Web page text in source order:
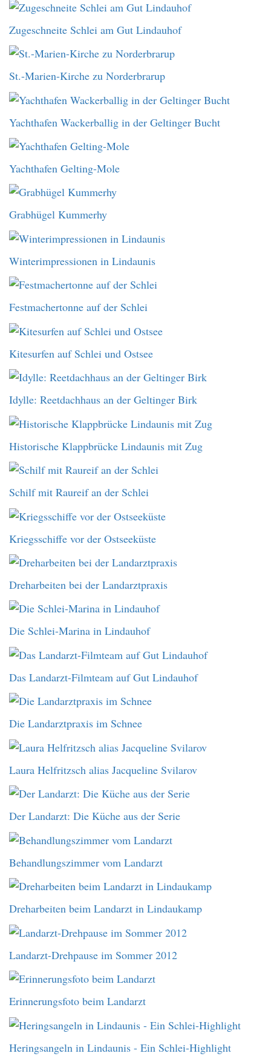
Zugeschneite Schlei am Gut Lindauhof
St.-Marien-Kirche zu Norderbrarup
Yachthafen Wackerballig in der Geltinger Bucht
Yachthafen Gelting-Mole
Grabhügel Kummerhy
Winterimpressionen in Lindaunis
Festmachertonne auf der Schlei
Kitesurfen auf Schlei und Ostsee
Idylle: Reetdachhaus an der Geltinger Birk
Historische Klappbrücke Lindaunis mit Zug
Schilf mit Raureif an der Schlei
Kriegsschiffe vor der Ostseeküste
Dreharbeiten bei der Landarztpraxis
Die Schlei-Marina in Lindauhof
Das Landarzt-Filmteam auf Gut Lindauhof
Die Landarztpraxis im Schnee
Laura Helfritzsch alias Jacqueline Svilarov
Der Landarzt: Die Küche aus der Serie
Behandlungszimmer vom Landarzt
Dreharbeiten beim Landarzt in Lindaukamp
Landarzt-Drehpause im Sommer 2012
Erinnerungsfoto beim Landarzt
Heringsangeln in Lindaunis - Ein Schlei-Highlight